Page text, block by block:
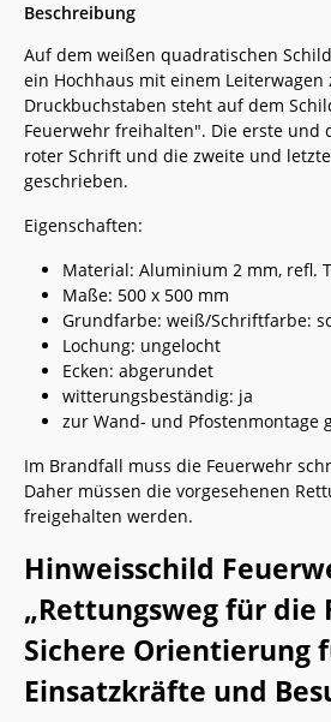
Beschreibung
Auf dem weißen quadratischen
ein Hochhaus mit einem Leiterwagen
Druckbuchstaben steht auf dem
Feuerwehr freihalten". Die erste und
roter Schrift und die zweite und
geschrieben.
Eigenschaften:
Material: Aluminium 2 mm, refl.
Maße: 500 x 500 mm
Grundfarbe: weiß/Schriftfarbe:
Lochung: ungelocht
Ecken: abgerundet
witterungsbeständig: ja
zur Wand- und Pfostenmontage
Im Brandfall muss die Feuerwehr
Daher müssen die vorgesehenen
freigehalten werden.
Hinweisschild
„Rettungsweg für die
Sichere Orientierung
Einsatzkräfte und